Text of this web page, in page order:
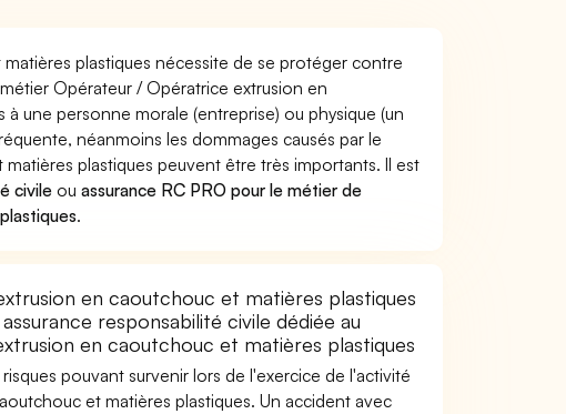
plastiques nécessite de se protéger contre
Opérateur / Opératrice extrusion en
une personne morale (entreprise) ou physique (un
néanmoins les dommages causés par le
plastiques peuvent être très importants. Il est
civile ouassurance RC PRO pour le métier de
.
en caoutchouc et matières plastiques
responsabilité civile dédiée au
en caoutchouc et matières plastiques
pouvant survenir lors de l'exercice de l'activité
et matières plastiques. Un accident avec